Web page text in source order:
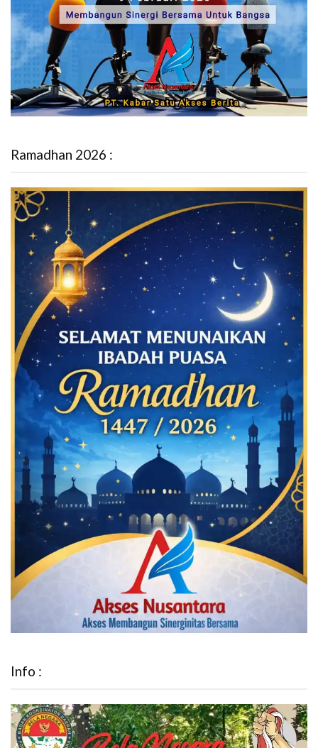
Ramadhan 2026 :
Info :